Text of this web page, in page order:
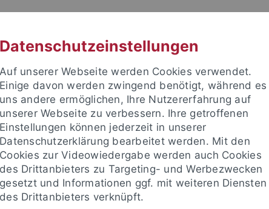
FORSCHUNG EINRICHTUNGEN
Datenschutzeinstellungen
Auf unserer Webseite werden Cookies verwendet.
Einige davon werden zwingend benötigt, während es
uns andere ermöglichen, Ihre Nutzererfahrung auf
unserer Webseite zu verbessern. Ihre getroffenen
Einstellungen können jederzeit in unserer
Datenschutzerklärung bearbeitet werden. Mit den
Cookies zur Videowiedergabe werden auch Cookies
des Drittanbieters zu Targeting- und Werbezwecken
gesetzt und Informationen ggf. mit weiteren Diensten
des Drittanbieters verknüpft.